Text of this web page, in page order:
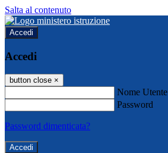
Salta al contenuto
Accedi
Accedi
button close ×
Nome Utente
Password
Password dimenticata?